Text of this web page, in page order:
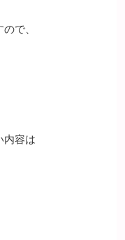
で、
内容は